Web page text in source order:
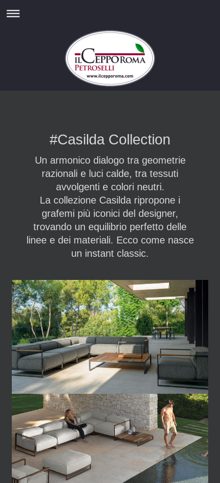
#Casilda Collection
Un armonico dialogo tra geometrie
razionali e luci calde, tra tessuti
avvolgenti e colori neutri.
La collezione Casilda ripropone i
grafemi più iconici del designer,
trovando un equilibrio perfetto delle
linee e dei materiali. Ecco come nasce
un instant classic.